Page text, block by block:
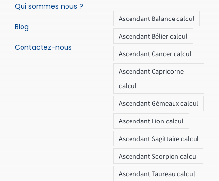
Qui sommes nous ?
Blog
Contactez-nous
Ascendant Balance calcul
Ascendant Bélier calcul
Ascendant Cancer calcul
Ascendant Capricorne
calcul
Ascendant Gémeaux calcul
Ascendant Lion calcul
Ascendant Sagittaire calcul
Ascendant Scorpion calcul
Ascendant Taureau calcul